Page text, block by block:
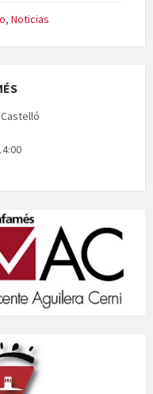
, Noticias